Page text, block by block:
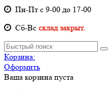
Пн-Пт с 9-00 до 17-00
Cб-Вс склад закрыт.
Корзина:
Оформить
Ваша корзина пуста